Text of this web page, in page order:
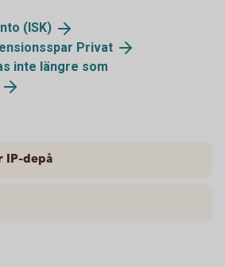
(ISK)
Privat
inte längre som
IP-depå